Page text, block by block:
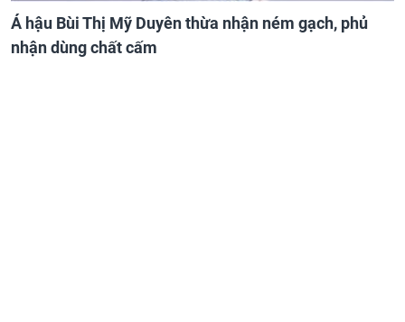
Á hậu Bùi Thị Mỹ Duyên thừa nhận ném gạch, phủ
nhận dùng chất cấm